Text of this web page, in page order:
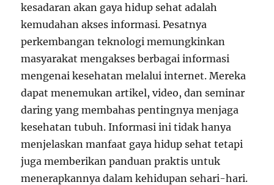
kesadaran akan gaya hidup sehat adalah
kemudahan akses informasi. Pesatnya
perkembangan teknologi memungkinkan
masyarakat mengakses berbagai informasi
mengenai kesehatan melalui internet. Mereka
dapat menemukan artikel, video, dan seminar
daring yang membahas pentingnya menjaga
kesehatan tubuh. Informasi ini tidak hanya
menjelaskan manfaat gaya hidup sehat tetapi
juga memberikan panduan praktis untuk
menerapkannya dalam kehidupan sehari-hari.